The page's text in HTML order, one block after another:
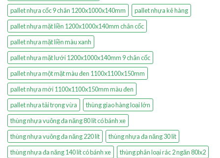
pallet nhựa cốc 9 chân 1200x1000x140mm
pallet nhựa kê hàng
pallet nhựa mặt liền 1200x1000x140mm chân cốc
pallet nhựa mặt liền màu xanh
pallet nhựa mặt lưới 1200x1000x140mm 9 chân cốc
pallet nhựa một mặt màu đen 1100x1100x150mm
pallet nhựa mới 1100x1100x150mm màu đen
pallet nhựa tải trọng vừa
thùng giao hàng loại lớn
thùng nhựa vuông đa năng 80 lít có bánh xe
thùng nhựa vuông đa năng 220 lít
thùng nhựa đa năng 30 lít
thùng nhựa đa năng 140 lít có bánh xe
thùng phân loại rác 2 ngăn 80lx2